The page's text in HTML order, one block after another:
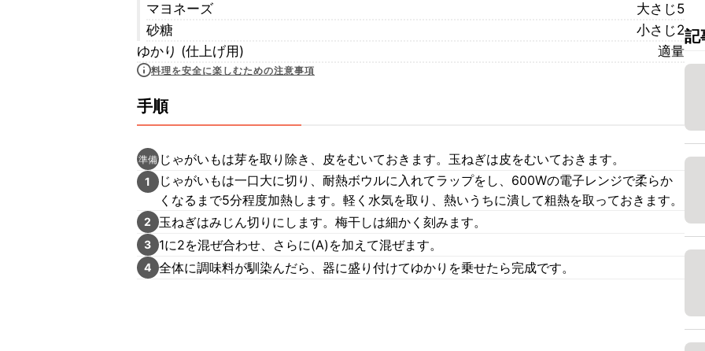
マヨネーズ
大さじ5
砂糖
小さじ2
ゆかり (仕上げ用)
適量
料理を安全に楽しむための注意事項
手順
準備 じゃがいもは芽を取り除き、皮をむいておきます。玉ねぎは皮をむいておきます。
1
じゃがいもは一口大に切り、耐熱ボウルに入れてラップをし、600Wの電子レンジで柔らか
くなるまで5分程度加熱します。軽く水気を取り、熱いうちに潰して粗熱を取っておきます。
2 玉ねぎはみじん切りにします。梅干しは細かく刻みます。
3 1に2を混ぜ合わせ、さらに(A)を加えて混ぜます。
4 全体に調味料が馴染んだら、器に盛り付けてゆかりを乗せたら完成です。
記